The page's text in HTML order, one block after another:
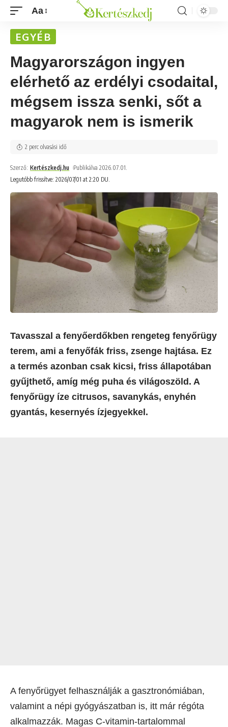
Aa
EGYÉB
Magyarországon ingyen
elérhető az erdélyi csodaital,
mégsem issza senki, sőt a
magyarok nem is ismerik
Legutóbb frissítve: 2026/07/01 at 2:20 DU.
Szerző: Kertészkedj.hu Publikálva 2026.07.01.
2 perc olvasási idő
Tavasszal a fenyőerdőkben rengeteg fenyőrügy
terem, ami a fenyőfák friss, zsenge hajtása. Ez
a termés azonban csak kicsi, friss állapotában
gyűjthető, amíg még puha és világoszöld. A
fenyőrügy íze citrusos, savanykás, enyhén
gyantás, kesernyés ízjegyekkel.
A fenyőrügyet felhasználják a gasztronómiában,
valamint a népi gyógyászatban is, itt már régóta
alkalmazzák. Magas C-vitamin-tartalommal